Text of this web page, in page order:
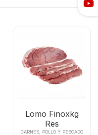
Lomo Finoxkg
Res
CARNES, POLLO Y PESCADO